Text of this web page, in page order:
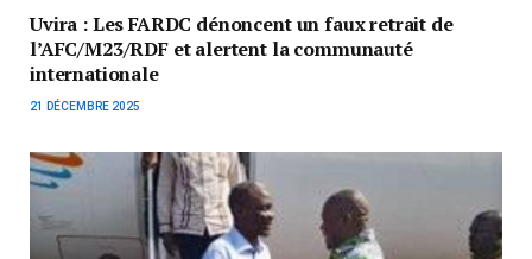
Uvira : Les FARDC dénoncent un faux retrait de
l’AFC/M23/RDF et alertent la communauté
internationale
21 DÉCEMBRE 2025